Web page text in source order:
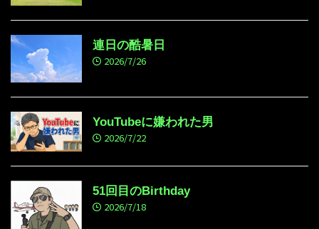
連日の酷暑日
2026/7/26
YouTubeに嫌われた男
2026/7/22
51回目のBirthday
2026/7/18